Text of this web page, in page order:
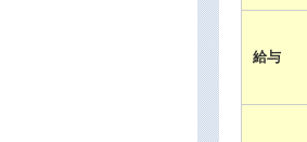
給与